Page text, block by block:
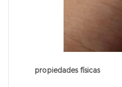
propiedades físicas